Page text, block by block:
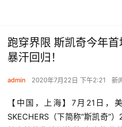
跑穿界限 斯凯奇今年
暴汗回归！
admin 2020年7月22日 下午2:21 新
【中国，上海】7月21日，
SKECHERS（下简称“斯凯奇”